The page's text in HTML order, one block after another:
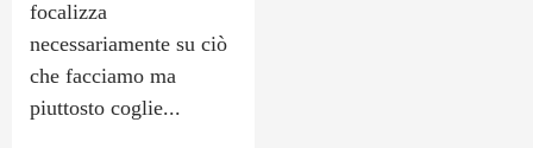
focalizza
necessariamente su ciò
che facciamo ma
piuttosto coglie...